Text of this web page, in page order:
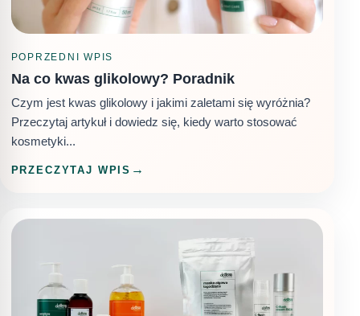
POPRZEDNI WPIS
Na co kwas glikolowy? Poradnik
Czym jest kwas glikolowy i jakimi zaletami się wyróżnia?
Przeczytaj artykuł i dowiedz się, kiedy warto stosować
kosmetyki...
PRZECZYTAJ WPIS